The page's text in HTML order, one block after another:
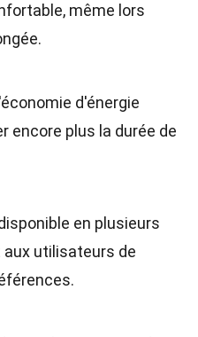
même lors
d'énergie
encore plus la durée de
en plusieurs
utilisateurs de